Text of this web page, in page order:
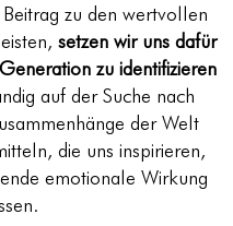
zu den wertvollen
setzen wir uns dafür
zu identifizieren
auf der Suche nach
der Welt
die uns inspirieren,
emotionale Wirkung